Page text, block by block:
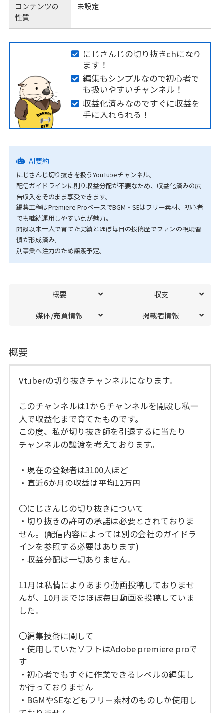
コンテンツの
性質
未設定
にじさんじの切り抜きchになり
ます！
編集もシンプルなので初心者で
も扱いやすいチャンネル！
収益化済みなのですぐに収益を
手に入れられる！
AI要約
にじさんじ切り抜きを扱うYouTubeチャンネル。
配信ガイドラインに則り収益分配が不要なため、収益化済みの広
告収入をそのまま享受できます。
編集工程はPremiere ProベースでBGM・SEはフリー素材、初心者
でも継続運用しやすい点が魅力。
開設以来一人で育てた実績とほぼ毎日の投稿歴でファンの視聴習
慣が形成済み。
別事業へ注力のため譲渡予定。
概要 収支
媒体/売買情報 掲載者情報
概要
Vtuberの切り抜きチャンネルになります。
このチャンネルは1からチャンネルを開設し私一
人で収益化まで育てたものです。
この度、私が切り抜き師を引退するに当たり
チャンネルの譲渡を考えております。
・現在の登録者は3100人ほど
・直近6か月の収益は平均12万円
〇にじさんじの切り抜きについて
・切り抜きの許可の承諾は必要とされておりま
せん。(配信内容によっては別の会社のガイドラ
インを参照する必要はあります)
・収益分配は一切ありません。
11月は私情によりあまり動画投稿しておりませ
んが、10月まではほぼ毎日動画を投稿していま
した。
〇編集技術に関して
・使用していたソフトはAdobe premiere proで
す
・初心者でもすぐに作業できるレベルの編集し
か行っておりません
・BGMやSEなどもフリー素材のものしか使用し